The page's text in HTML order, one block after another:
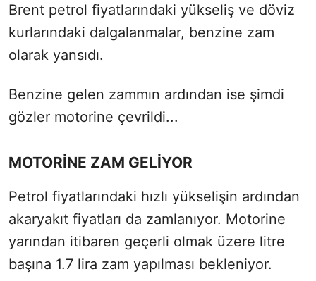
Brent petrol fiyatlarındaki yükseliş ve döviz
kurlarındaki dalgalanmalar, benzine zam
olarak yansıdı.
Benzine gelen zammın ardından ise şimdi
gözler motorine çevrildi...
MOTORİNE ZAM GELİYOR
Petrol fiyatlarındaki hızlı yükselişin ardından
akaryakıt fiyatları da zamlanıyor. Motorine
yarından itibaren geçerli olmak üzere litre
başına 1.7 lira zam yapılması bekleniyor.